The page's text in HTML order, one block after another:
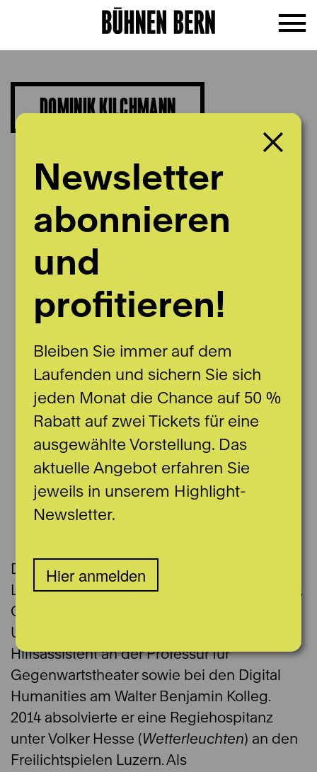
DOMINIK KILCHMANN
Dominik Kilchmann wuchs im Kanton
Luzern auf. Er studierte Theaterwissenschaft,
Germanistik und Digital Humanities an der
Universität Bern und arbeitete als
Hilfsassistent an der Professur für
Gegenwartstheater sowie bei den Digital
Humanities am Walter Benjamin Kolleg.
2014 absolvierte er eine Regiehospitanz
unter Volker Hesse (Wetterleuchten) an den
Freilichtspielen Luzern. Als
Newsletter
abonnieren
und
profitieren!
Bleiben Sie immer auf dem
Laufenden und sichern Sie sich
jeden Monat die Chance auf 50 %
Rabatt auf zwei Tickets für eine
ausgewählte Vorstellung. Das
aktuelle Angebot erfahren Sie
jeweils in unserem Highlight-
Newsletter.
Hier anmelden